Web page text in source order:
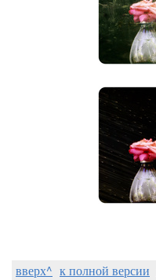
вверх^ к полной версии